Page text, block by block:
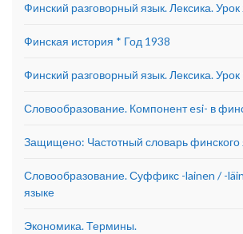
Финский разговорный язык. Лексика. Урок
Финская история * Год 1938
Финский разговорный язык. Лексика. Урок
Словообразование. Компонент esi- в
Защищено: Частотный словарь финского
Словообразование. Суффикс -lainen / -
языке
Экономика. Термины.